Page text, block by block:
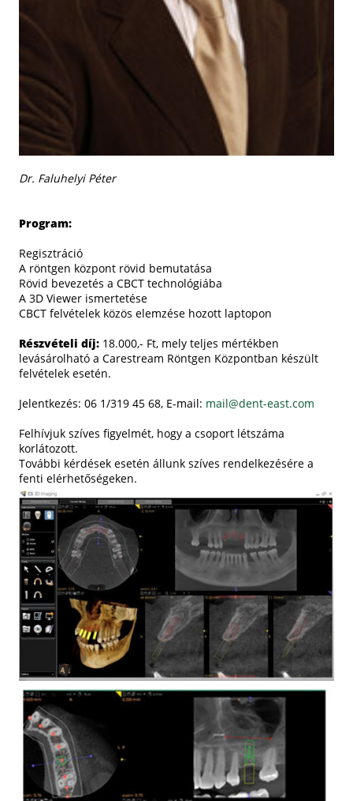
Dr. Faluhelyi Péter
Program:
Regisztráció
A röntgen központ rövid bemutatása
Rövid bevezetés a CBCT technológiába
A 3D Viewer ismertetése
CBCT felvételek közös elemzése hozott laptopon
Részvételi díj: 18.000,- Ft, mely teljes mértékben
levásárolható a Carestream Röntgen Központban készült
felvételek esetén.
Jelentkezés: 06 1/319 45 68, E-mail: mail@dent-east.com
Felhívjuk szíves figyelmét, hogy a csoport létszáma
korlátozott.
További kérdések esetén állunk szíves rendelkezésére a
fenti elérhetőségeken.